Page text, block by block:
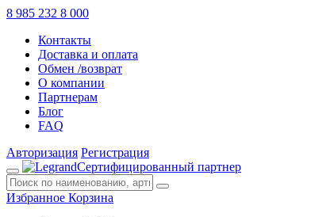
8 985 232 8 000
Контакты
Доставка и оплата
Обмен /возврат
О компании
Партнерам
Блог
FAQ
Авторизация Регистрация
Сертифицированный партнер
Избранное Корзина